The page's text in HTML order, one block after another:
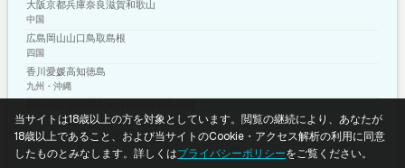
大阪京都兵庫奈良滋賀和歌山
中国
広島岡山山口 鳥取島根
四国
香川愛媛高知徳島
九州・沖縄
プライバシーポリシー利用規約
© 2026 shizuku-media.com
当サイトは18歳以上の方を対象としています。閲覧の継続により、あなたが
18歳以上であること、および当サイトのCookie・アクセス解析の利用に同意
したものとみなします。詳しくはプライバシーポリシーをご覧ください。